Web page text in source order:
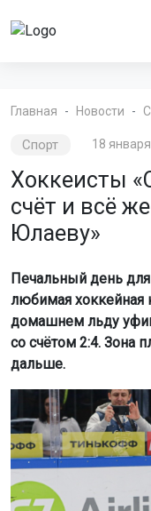
Главная Новости
Спорт 18
Хоккеисты
счёт и всё
Юлаеву»
Печальный день
любимая хоккейная
домашнем льду
со счётом 2:4. Зона
дальше.